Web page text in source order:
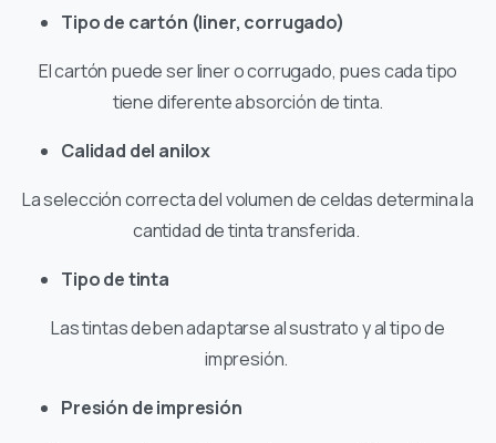
Tipo de cartón (liner, corrugado)
El cartón puede ser liner o corrugado, pues cada tipo
tiene diferente absorción de tinta.
Calidad del anilox
La selección correcta del volumen de celdas determina la
cantidad de tinta transferida.
Tipo de tinta
Las tintas deben adaptarse al sustrato y al tipo de
impresión.
Presión de impresión